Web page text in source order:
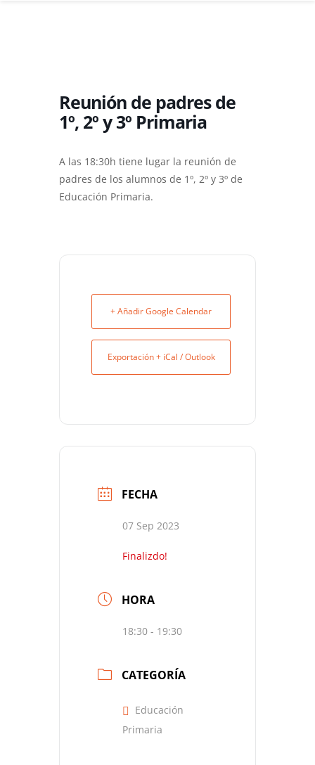
Reunión de padres de
1º, 2º y 3º Primaria
A las 18:30h tiene lugar la reunión de
padres de los alumnos de 1º, 2º y 3º de
Educación Primaria.
+ Añadir Google Calendar
Exportación + iCal / Outlook
FECHA
07 Sep 2023
Finalizdo!
HORA
18:30 - 19:30
CATEGORÍA
Educación
Primaria